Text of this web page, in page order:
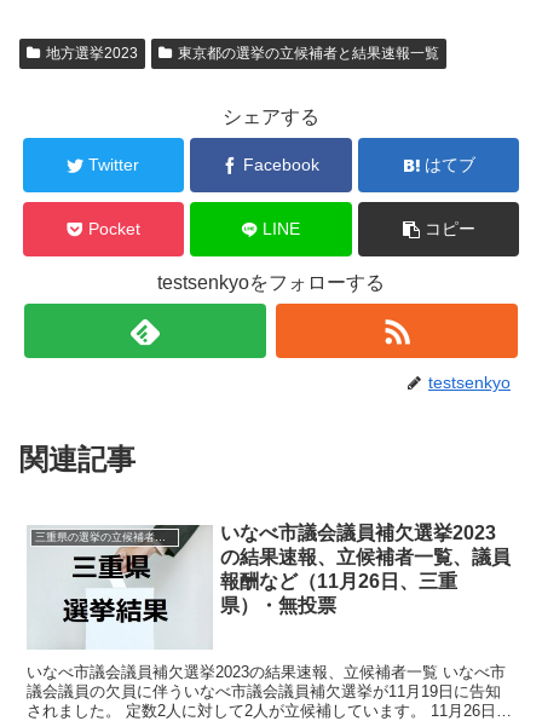
地方選挙2023 東京都の選挙の立候補者と結果速報一覧
シェアする
Twitter Facebook はてブ
Pocket LINE コピー
testsenkyoをフォローする
testsenkyo
関連記事
三重県の選挙の立候補者と結果速報一覧
いなべ市議会議員補欠選挙2023
の結果速報、立候補者一覧、議員
報酬など（11月26日、三重
県）・無投票
いなべ市議会議員補欠選挙2023の結果速報、立候補者一覧 いなべ市
議会議員の欠員に伴ういなべ市議会議員補欠選挙が11月19日に告知
されました。 定数2人に対して2人が立候補しています。 11月26日に